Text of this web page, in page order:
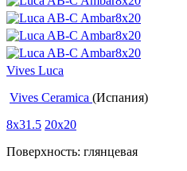
Vives Luca
Vives Ceramica (Испания)
8x31.5 20x20
Поверхность: глянцевая